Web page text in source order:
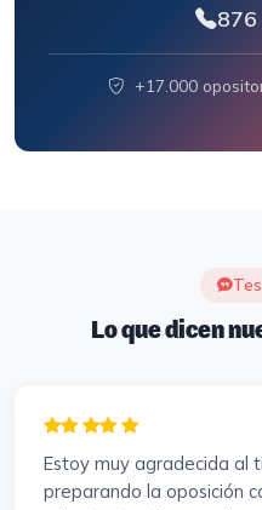
876
+17.000
Lo que dicen
Estoy muy agradecida al
preparando la oposición